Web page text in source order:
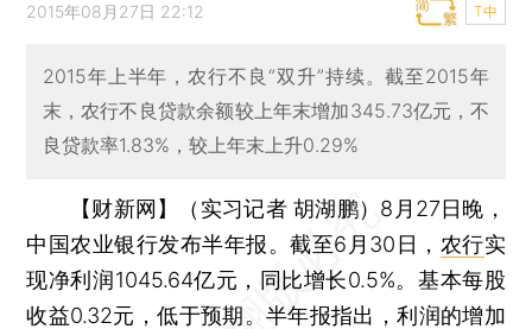
2015年08月27日 22:12 T中
2015年上半年，农行不良“双升”持续。截至2015年
末，农行不良贷款余额较上年末增加345.73亿元，不
良贷款率1.83%，较上年末上升0.29%
【财新网】（实习记者 胡湖鹏） 8月27日晚，
中国农业银行发布半年报。截至6月30日， 农行实
现净利润1045.64亿元，同比增长0.5%。基本每股
收益0.32元，低于预期。半年报指出，利润的增加